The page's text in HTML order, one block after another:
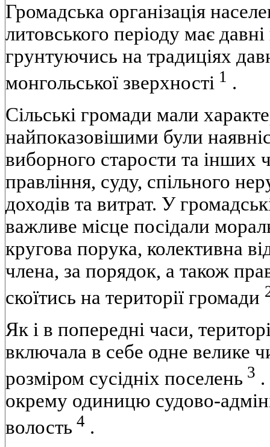
Громадська організація
литовського періоду має
грунтуючись на традиціях
монгольської зверхності 1 .
Сільські громади мали
найпоказовішими були
виборного старости та інших
правління, суду, спільного
доходів та витрат. У
важливе місце посідали
кругова порука, колективна
члена, за порядок, а також
скоїтись на території громади
Як і в попередні часи,
включала в себе одне велике
розміром сусідніх поселень 3
окрему одиницю судово-
волость 4 .